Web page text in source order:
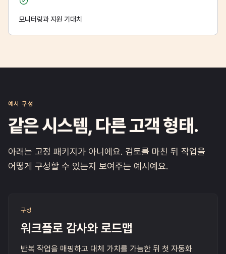
모니터링과 지원 기대치
예시 구성
같은 시스템, 다른 고객 형태.
아래는 고정 패키지가 아니에요. 검토를 마친 뒤 작업을
어떻게 구성할 수 있는지 보여주는 예시예요.
구성
워크플로 감사와 로드맵
반복 작업을 매핑하고 대체 가치를 가늠한 뒤 첫 자동화